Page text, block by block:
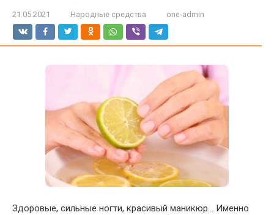
21.05.2021 Народные средства one-admin
Здоровые, сильные ногти, красивый маникюр… Именно